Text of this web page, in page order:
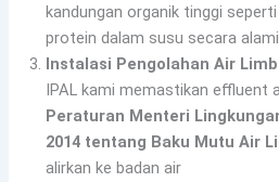
kandungan organik tinggi
protein dalam susu secara alami
Instalasi Pengolahan Air
IPAL kami memastikan effluent
Peraturan Menteri
2014 tentang Baku Mutu Air
alirkan ke badan air